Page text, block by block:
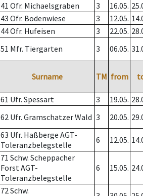
41 Ofr. Michaelsgraben 3 16.05.
43 Ofr. Bodenwiese 3 12.05.
44 Ofr. Hufeisen 3 22.05.
51 Mfr. Tiergarten 3 06.05.
Surname TM from
61 Ufr. Spessart 3 19.05.
62 Ufr. Gramschatzer Wald 3 20.05.
63 Ufr. Haßberge AGT-
Toleranzbelegstelle
6 12.05.
71 Schw. Scheppacher
Forst AGT-
Toleranzbelegstelle
6 15.05.
72 Schw.